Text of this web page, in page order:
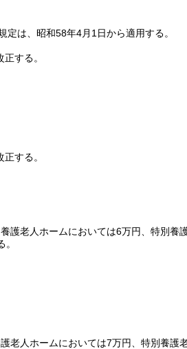
は、昭和58年4月1日から適用する。
する。
する。
護老人ホームにおいては6万円、特別養
老人ホームにおいては7万円、特別養護